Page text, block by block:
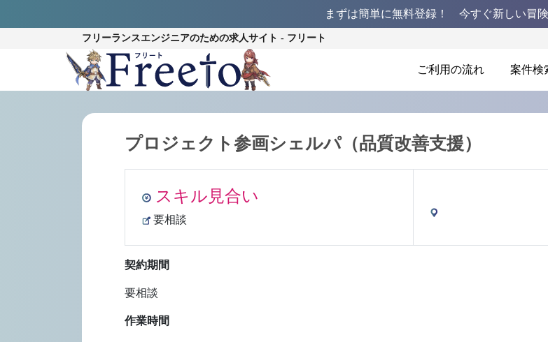
まずは簡単に無料登録！ 今すぐ新しい冒険
フリーランスエンジニアのための求人サイト - フリート
ご利用の流れ 案件検
プロジェクト参画シェルパ（品質改善支援）
スキル見合い
要相談
契約期間
要相談
作業時間